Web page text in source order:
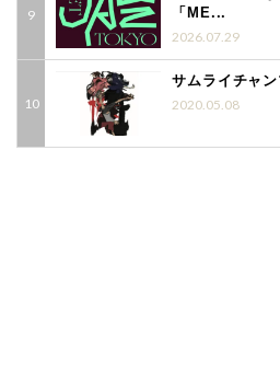
「ME...
2026.07.29
サムライチャ
2020.05.08